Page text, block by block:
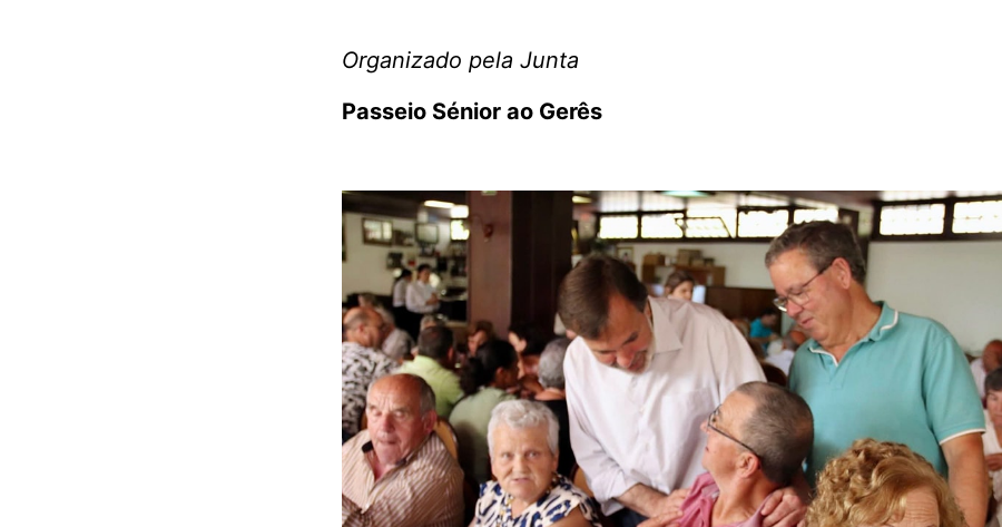
Organizado pela Junta
Passeio Sénior ao Gerês